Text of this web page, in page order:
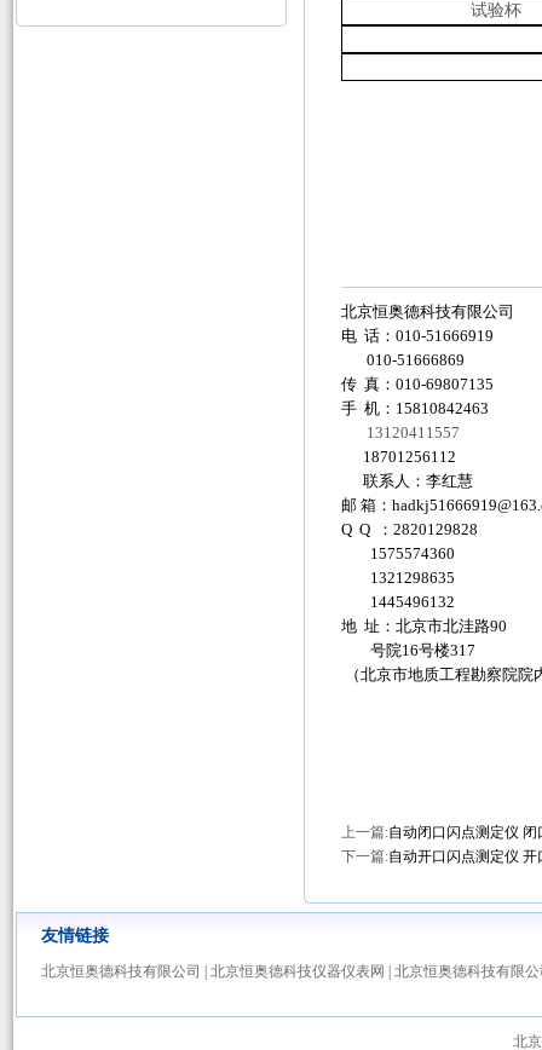
试验杯
北京恒奥德科技有限公司
电 话：010-51666919
010-51666869
传 真：010-69807135
手 机：15810842463
13120411557
18701256112
联系人：李红慧
邮 箱：
Q Q ：2820129828
1575574360
1321298635
1445496132
地 址：北京市北洼路90
号院16号楼317
（北京市地质工程勘察院院
上一篇:自动闭口闪点测定仪
下一篇:自动开口闪点测定仪
友情链接
北京恒奥德科技有限公司 北京恒奥德科技仪器仪表网 北京恒奥德科技有限
北